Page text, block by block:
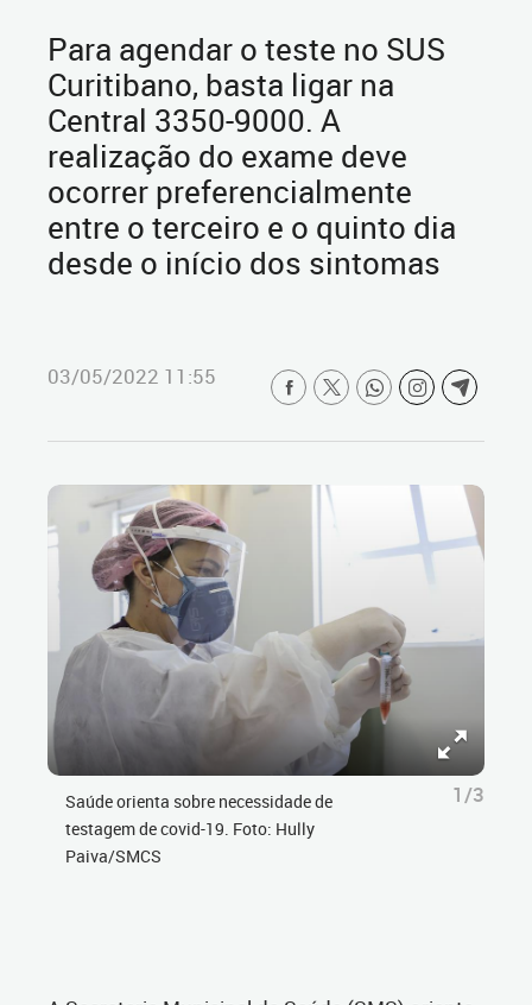
Para agendar o teste no SUS
Curitibano, basta ligar na
Central 3350-9000. A
realização do exame deve
ocorrer preferencialmente
entre o terceiro e o quinto dia
desde o início dos sintomas
03/05/2022 11:55
Saúde orienta sobre necessidade de
testagem de covid-19. Foto: Hully
Paiva/SMCS
1/3